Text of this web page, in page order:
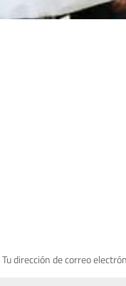
Tu dirección de correo